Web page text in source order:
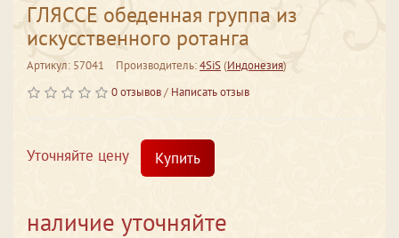
ГЛЯССЕ обеденная группа из
искусственного ротанга
Артикул: 57041 Производитель:4SiS(Индонезия)
0 отзывов/ Написать отзыв
Уточняйте цену Купить
наличие уточняйте